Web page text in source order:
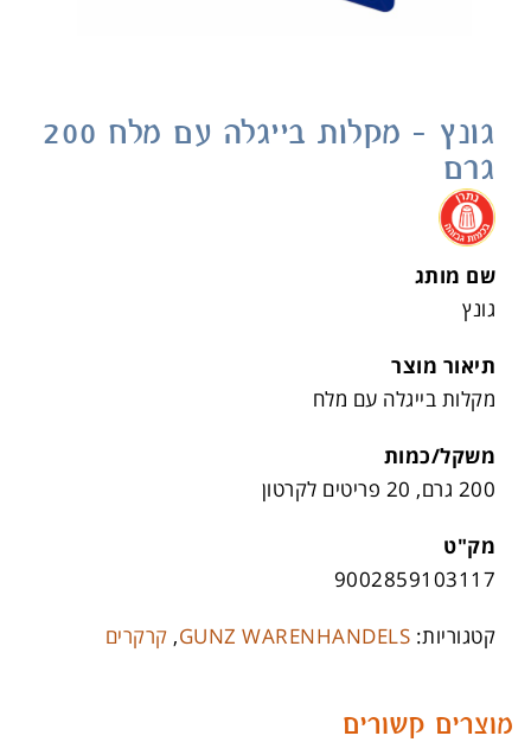
גונץ – מקלות בייגלה עם מלח 200
גרם
.
שם מותג
גונץ
תיאור מוצר
מקלות בייגלה עם מלח
משקל/כמות
200 גרם, 20 פריטים לקרטון
מק"ט
9002859103117
קטגוריות: GUNZ WARENHANDELS
, קרקרים
מוצרים קשורים